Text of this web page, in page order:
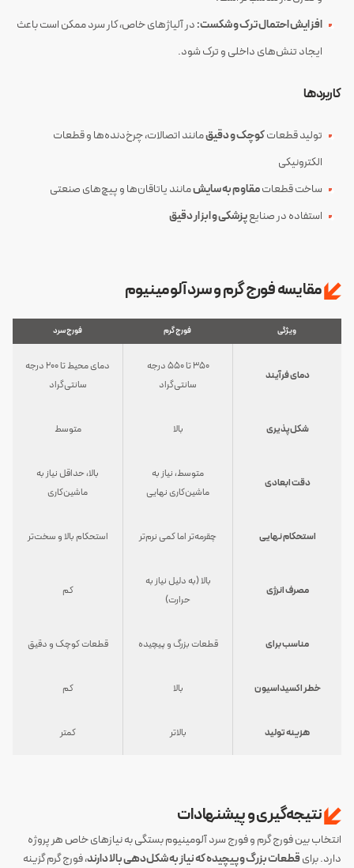
افزایش احتمال ترک و شکست:در آلیاژهای خاص، کار سرد ممکن است باعث
ایجاد تنش‌های داخلی و ترک شود.
کاربردها
تولید قطعاتکوچک و دقیقمانند اتصالات، چرخ‌دنده‌ها و قطعات
الکترونیکی
ساخت قطعاتمقاوم به سایشمانند یاتاقان‌ها و پیچ‌های صنعتی
استفاده در صنایعپزشکی و ابزار دقیق
مقایسه فورج گرم و سرد آلومینیوم
ویژگی فورج گرم فورج سرد
دمای فرآیند
۳۵۰ تا ۵۵۰ درجه
سانتی‌گراد
دمای محیط تا ۲۰۰ درجه
سانتی‌گراد
شکل‌پذیری بالا متوسط
دقت ابعادی
متوسط، نیاز به
ماشین‌کاری نهایی
بالا، حداقل نیاز به
ماشین‌کاری
استحکام نهایی چقرمه‌تر اما کمی نرم‌تر استحکام بالا و سخت‌تر
مصرف انرژی
بالا (به دلیل نیاز به
حرارت)
کم
مناسب برای قطعات بزرگ و پیچیده قطعات کوچک و دقیق
خطر اکسیداسیون بالا کم
هزینه تولید بالاتر کمتر
نتیجه‌گیری و پیشنهادات
انتخاب بین فورج گرم و فورج سرد آلومینیوم بستگی به نیازهای خاص هر پروژه
دارد. برایقطعات بزرگ و پیچیده که نیاز به شکل‌دهی بالا دارند، فورج گرم گزینه